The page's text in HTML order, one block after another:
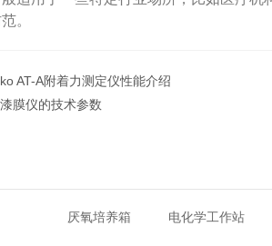
。
AT-A附着力测定仪性能介绍
膜仪的技术参数
厌氧培养箱 电化学工作站